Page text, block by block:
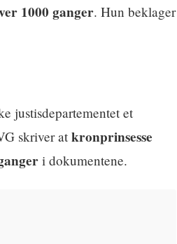
1000 ganger. Hun beklager
justisdepartementet et
skriver atkronprinsesse
i dokumentene.